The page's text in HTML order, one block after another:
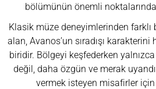
bölümünün önemli
Klasik müze deneyimlerinden farklı
alan, Avanos’un sıradışı
biridir. Bölgeyi keşfederken
değil, daha özgün ve merak
vermek isteyen misafirler için